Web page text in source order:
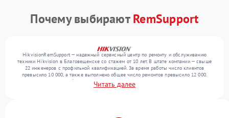
Почему выбираютRemSupport
HikvisionRemSupport — надежный сервисный центр по ремонту и обслуживанию
техники Hikvision в Благовещенске со стажем от 10 лет. В штате компании — свыше
22 инженеров с профильной квалификацией. За время работы число клиентов
превысило 10 000, а также выполнено общее число ремонтов превысило 12 000.
Ежемесячно в сервисный центр поступает свыше 300 единиц техники, включая , , . Мы
беремся за задачи любой сложности и обеспечиваем надежный результат благодаря
Читать далее